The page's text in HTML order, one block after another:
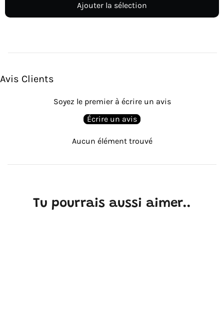
Ajouter la sélection
Avis Clients
Soyez le premier à écrire un avis
Écrire un avis
Aucun élément trouvé
Tu pourrais aussi aimer..